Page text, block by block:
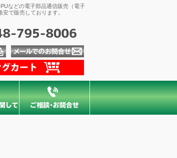
などの電子部品通信販売（電子
で販売しております。